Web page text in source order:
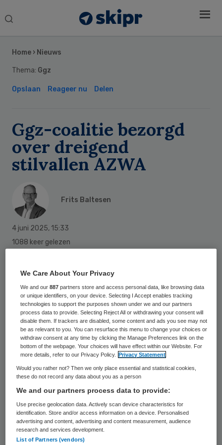
Search
Home › Nieuws
Thema: Ggz
Opslaan Reageer nu Delen
Ggz-coalitie bezorgd
over dreigend
stilvallen AZWA
Frits Baltesen
4 juni 2025, 15:33
1088 keer gelezen
cliënten- en naastenkoepel MIND, het
Nederlands Instituut van Psychologen
(NIP), NVvP en de Nederlandse ggz “zeer
bezorgd” over het dreigend stilvallen van
het Aanvullend Zorg- en Welzijnsakkoord
(AZWA).
Er is hard gewerkt om goede afspraken te
maken om mensen met complexe mentale
problemen eerder te helpen, aldus de Ggz-
coalitie. Voor de organisatie is het AZWA
Sidebar
We Care About Your Privacy
We and our887 partners store and access personal data, like browsing data
or unique identifiers, on your device. Selecting I Accept enables tracking
technologies to support the purposes shown under we and our partners
process data to provide. Selecting Reject All or withdrawing your consent will
disable them. If trackers are disabled, some content and ads you see may not
be as relevant to you. You can resurface this menu to change your choices or
withdraw consent at any time by clicking the Manage Preferences link on the
bottom of the webpage. Your choices will have effect within our Website. For
more details, refer to our Privacy Policy.
Privacy Statement
Would you rather not? Then we only place essential and statistical cookies,
these do not record any data about you as a person
We and our partners process data to provide:
Use precise geolocation data. Actively scan device characteristics for
identification. Store and/or access information on a device. Personalised
advertising and content, advertising and content measurement, audience
research and services development.
List of Partners (vendors)